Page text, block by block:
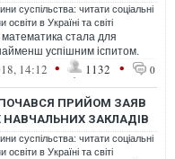
суспільства: читати соціальні
освіти в Україні та світі
стала для
успішним іспитом.
14:12 • 1132 • 0
ПРИЙОМ ЗАЯВ
ЗАКЛАДІВ
суспільства: читати соціальні
освіти в Україні та світі